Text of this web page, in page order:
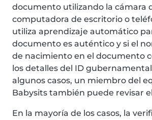
documento utilizando la cámara
computadora de escritorio o
utiliza aprendizaje automático
documento es auténtico y si el
de nacimiento en el documento
los detalles del ID
algunos casos, un miembro del
Babysits también puede revisar
En la mayoría de los casos, la